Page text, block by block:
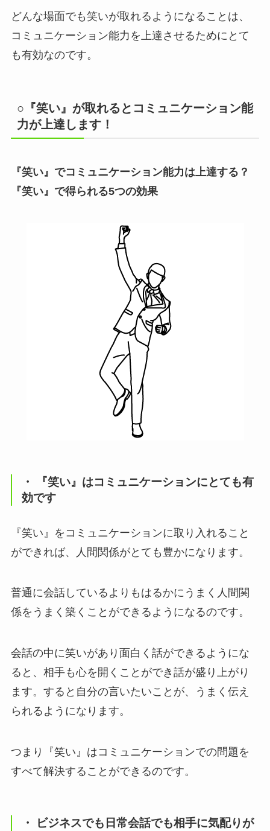
どんな場面でも笑いが取れるようになることは、
コミュニケーション能力を上達させるためにとて
も有効なのです。
○『笑い』が取れるとコミュニケーション能
力が上達します！
『笑い』でコミュニケーション能力は上達する？
『笑い』で得られる5つの効果
・ 『笑い』はコミュニケーションにとても有
効です
『笑い』をコミュニケーションに取り入れること
ができれば、人間関係がとても豊かになります。
普通に会話しているよりもはるかにうまく人間関
係をうまく築くことができるようになるのです。
会話の中に笑いがあり面白く話ができるようにな
ると、相手も心を開くことができ話が盛り上がり
ます。すると自分の言いたいことが、うまく伝え
られるようになります。
つまり『笑い』はコミュニケーションでの問題を
すべて解決することができるのです。
・ ビジネスでも日常会話でも相手に気配りが